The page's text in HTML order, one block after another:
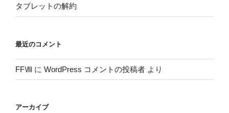
タブレットの解約
最近のコメント
FFⅧ に WordPress コメントの投稿者 より
アーカイブ